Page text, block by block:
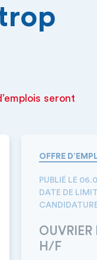
seront
OFFRE
PUBLIÉ LE
DATE DE
OUVRIER
H/F